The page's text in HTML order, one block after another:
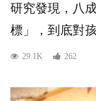
研究發現，八
標」，到底對
29.1K 262